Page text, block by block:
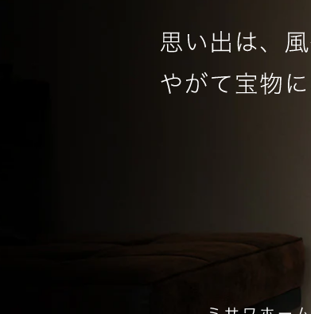
商品ラインアップ
デザイン
住まいづくりガイド
賃貸住宅
賃貸併用住宅
ミサワリフォームとは
リフォームの流れ
複合開発事業（ASMACI-アスマ
再開発・官民連携事業
住まいるりんぐ（ロングサポー
保証制度
ニュース
MISAWAについて